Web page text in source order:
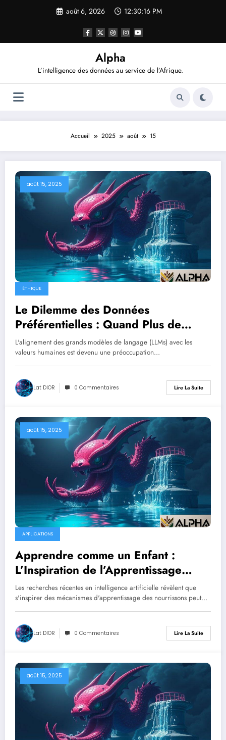
août 6, 2026 12:30:18 PM
Alpha
L’intelligence des données au service de l’Afrique.
Accueil 2025 août 15
août 15, 2025
ÉTHIQUE
Le Dilemme des Données
Préférentielles : Quand Plus de
Modèles Rime avec Moins de
Sécurité
L'alignement des grands modèles de langage (LLMs) avec les
valeurs humaines est devenu une préoccupation…
Lat DIOR 0 Commentaires Lire La Suite
août 15, 2025
APPLICATIONS
Apprendre comme un Enfant :
L’Inspiration de l’Apprentissage
Infantile pour l’IA
Les recherches récentes en intelligence artificielle révèlent que
s'inspirer des mécanismes d'apprentissage des nourrissons peut…
Lat DIOR 0 Commentaires Lire La Suite
août 15, 2025